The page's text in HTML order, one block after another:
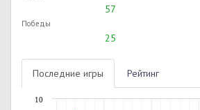
57
Победы
25
Последние игры Рейтинг
10